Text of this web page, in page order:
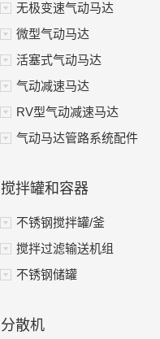
无极变速气动马达
微型气动马达
活塞式气动马达
气动减速马达
RV型气动减速马达
气动马达管路系统配件
搅拌罐和容器
不锈钢搅拌罐/釜
搅拌过滤输送机组
不锈钢储罐
分散机